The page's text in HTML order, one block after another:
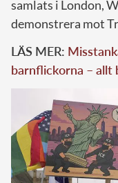
samlats i London,
demonstrera mot
LÄS MER:
barnflickorna – allt